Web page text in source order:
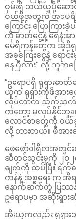
ဝှမ်းရှိ သယ်ယူပို့ဆော
ဝယ်ဖို့အတွက် အမေရိက
ကြောင်း ပြောကြ
ကို ဓာတ်ငွေ့နဲ့ ရေနံအား
မေရိကန်တွေက အဲ့ဒိရုရှ
အခကြေးငွေနဲ့ ရောင်
နေပြီလား" လို့ သူကပ
“ဥရောပရှိ ရုရှားဓာ
ယူက ရုရှားကိုဖိအား
လုပ်တာက သက်သက်မဲ့နို
ကတော့ မလုပ်နိုင်ဘူး
လောင်စာတွေကို ဝယ်
လို့ တားတယ်။ ဖိအာ
ဖေဖော်ဝါရီလအတွင်
ဆီတင်သွင်းမှုကို ၂၀၂
ချက်ကို ထပ်ပြီး ရက်
ကန်နဲ့ အစ္စရေး က အီ
နောက်ဆက်တွဲ ပြဿ
ဥရောပမှာ အဆိုးရွား
အီးယူကလည်း ရုရှာ